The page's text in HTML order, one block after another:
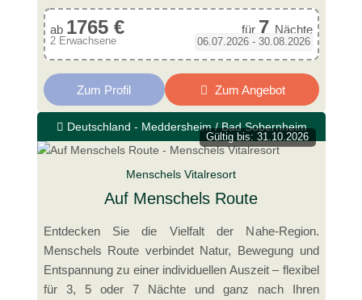
ab 1765 € für 7 Nächte
2 Erwachsene 06.07.2026 - 30.08.2026
Zum Profil Zum Angebot
Deutschland - Meddersheim / Bad Sobernheim
Gültig bis: 31.10.2026
Menschels Vitalresort
Auf Menschels Route
Entdecken Sie die Vielfalt der Nahe-Region.
Menschels Route verbindet Natur, Bewegung und
Entspannung zu einer individuellen Auszeit – flexibel
für 3, 5 oder 7 Nächte und ganz nach Ihren